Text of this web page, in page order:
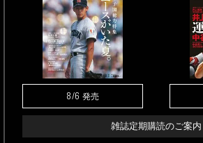
8/6 発売
雑誌定期購読のご案内